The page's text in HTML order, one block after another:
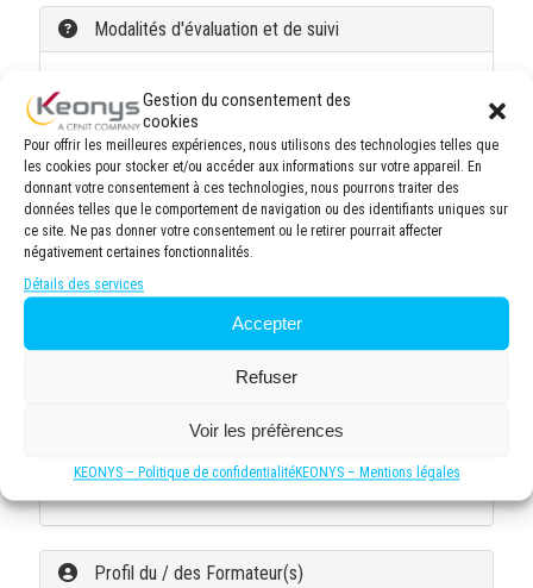
Gestion du consentement des
cookies
Pour offrir les meilleures expériences, nous utilisons des technologies telles que
les cookies pour stocker et/ou accéder aux informations sur votre appareil. En
donnant votre consentement à ces technologies, nous pourrons traiter des
données telles que le comportement de navigation ou des identifiants uniques sur
ce site. Ne pas donner votre consentement ou le retirer pourrait affecter
négativement certaines fonctionnalités.
Détails des services
Accepter
Refuser
Voir les préfèrences
KEONYS – Politique de confidentialitéKEONYS – Mentions légales
Modalités d'évaluation et de suivi
manière formative (qcm, questions/réponses, jeux
formatifs, mises en situations, etc.) et/ou de
manière sommative afin d'attester du niveau de
connaissance acquis en fin de formation.
Une fiche d'évaluation sera remplie par chaque
stagiaire et permettra de valider que la formation a
répondu à leurs attentes, le cas échéant, une
prestation d'assistance technique post formation
pourra être proposée.
Evaluation Post-formation 45 jours après la
besoins de la formation ont été atteints.
transmise à la fin de la formation.
Chaque stagiaire devra signer une feuille
Profil du / des Formateur(s)